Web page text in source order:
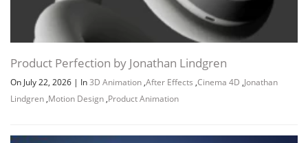
Product Perfection by Jonathan Lindgren
On July 22, 2026 | In3D Animation ,After Effects ,Cinema 4D ,Jonathan
Lindgren ,Motion Design ,Product Animation